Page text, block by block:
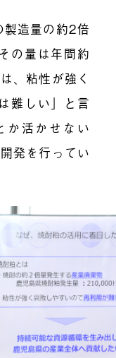
製造量の約2倍
の量は年間約
、粘性が強く
難しい」と言
か活かせない
発を行ってい